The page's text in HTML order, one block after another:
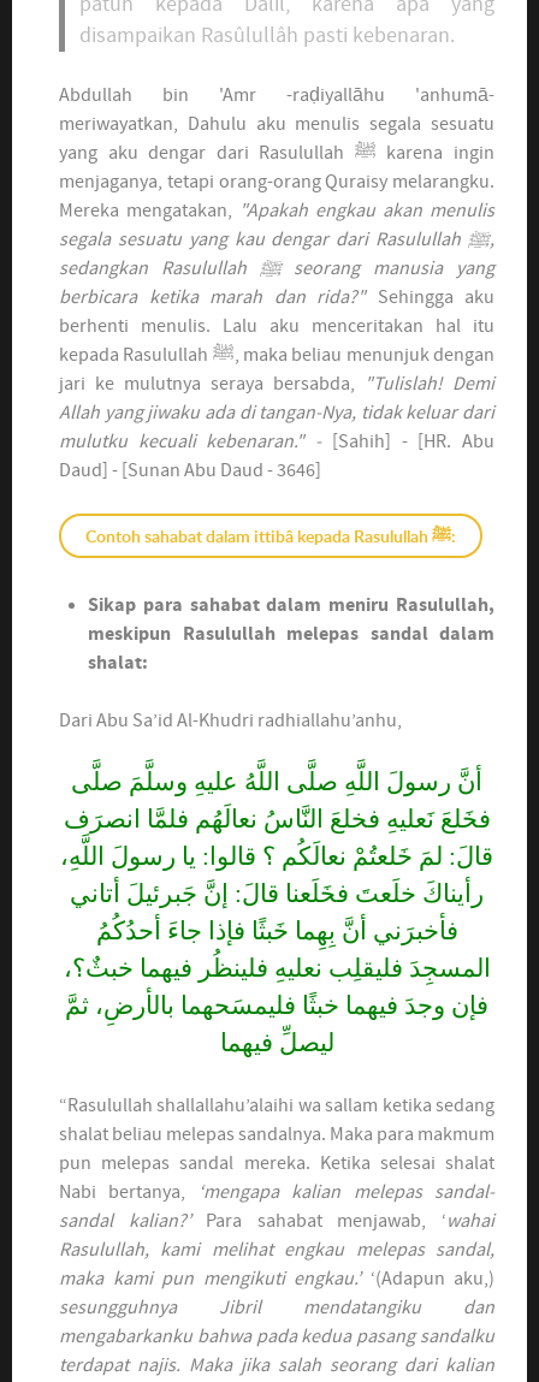
disampaikan Rasûlullâh pasti kebenaran.
Abdullah bin 'Amr -raḍiyallāhu 'anhumā-
meriwayatkan, Dahulu aku menulis segala sesuatu
yang aku dengar dari Rasulullah ﷺ karena ingin
menjaganya, tetapi orang-orang Quraisy melarangku.
Mereka mengatakan, "Apakah engkau akan menulis
segala sesuatu yang kau dengar dari Rasulullah ﷺ,
sedangkan Rasulullah ﷺ seorang manusia yang
berbicara ketika marah dan rida?"Sehingga aku
berhenti menulis. Lalu aku menceritakan hal itu
kepada Rasulullah ﷺ, maka beliau menunjuk dengan
jari ke mulutnya seraya bersabda, "Tulislah! Demi
Allah yang jiwaku ada di tangan-Nya, tidak keluar dari
mulutku kecuali kebenaran." - [Sahih] - [HR. Abu
Daud] - [Sunan Abu Daud - 3646]
Contoh sahabat dalam ittibâ kepada Rasulullah ﷺ:
Sikap para sahabat dalam meniru Rasulullah,
meskipun Rasulullah melepas sandal dalam
shalat:
Dari Abu Sa’id Al-Khudri radhiallahu’anhu,
أنَّ رسولَ اللَّهِ صلَّى اللَّهُ عليهِ وسلَّمَ صلَّى
فخَلعَ نَعليهِ فخلعَ النَّاسُ نعالَهُم فلمَّا انصرَف
قالَ: لمَ خَلعتُمْ نعالَكُم ؟ قالوا: يا رسولَ اللَّهِ،
رأيناكَ خلَعتَ فخَلَعنا قالَ: إنَّ جَبرئيلَ أتاني
فأخبرَني أنَّ بِهِما خَبثًا فإذا جاءَ أحدُكُمُ
المسجِدَ فليقلِب نعليهِ فلينظُر فيهما خبثٌ؟،
فإن وجدَ فيهما خبثًا فليمسَحهما بالأرضِ، ثمَّ
ليصلِّ فيهما
“Rasulullah shallallahu’alaihi wa sallam ketika sedang
shalat beliau melepas sandalnya. Maka para makmum
pun melepas sandal mereka. Ketika selesai shalat
Nabi bertanya,
‘mengapa kalian melepas sandal-
sandal kalian?’Para sahabat menjawab, ‘wahai
Rasulullah, kami melihat engkau melepas sandal,
maka kami pun mengikuti engkau.’‘(Adapun aku,)
sesungguhnya Jibril mendatangiku dan
mengabarkanku bahwa pada kedua pasang sandalku
terdapat najis. Maka jika salah seorang dari kalian